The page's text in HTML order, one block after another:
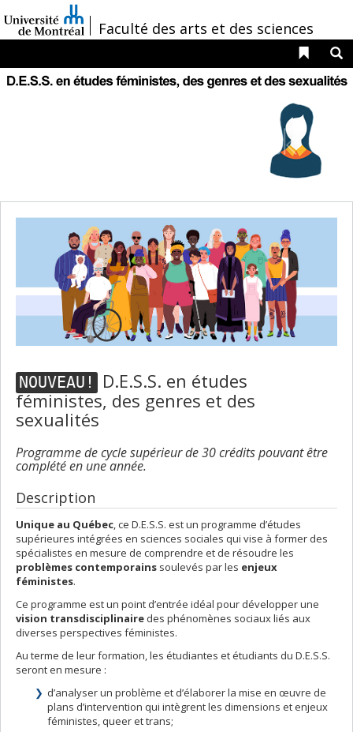
au
contenu
/Faculté des arts et des sciences
Liens
Navigation
principale
NOUVEAU!
D.E.S.S. en études
féministes, des genres et des
sexualités
Programme de cycle supérieur de 30 crédits pouvant être
complété en une année.
Description
Unique au Québec, ce D.E.S.S. est un programme d’études
supérieures intégrées en sciences sociales qui vise à former des
spécialistes en mesure de comprendre et de résoudre les
problèmes contemporains soulevés par les enjeux
féministes.
Ce programme est un point d’entrée idéal pour développer une
vision transdisciplinaire des phénomènes sociaux liés aux
diverses perspectives féministes.
Au terme de leur formation, les étudiantes et étudiants du D.E.S.S.
seront en mesure :
d’analyser un problème et d’élaborer la mise en œuvre de
plans d’intervention qui intègrent les dimensions et enjeux
féministes, queer et trans;